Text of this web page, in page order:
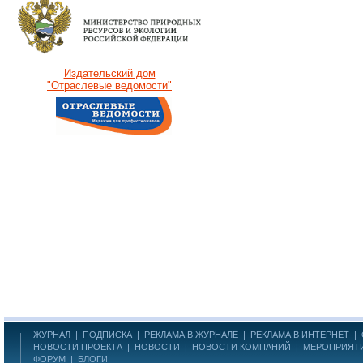
Издательский дом
"Отраслевые ведомости"
ЖУРНАЛ | ПОДПИСКА | РЕКЛАМА В ЖУРНАЛЕ | РЕКЛАМА В ИНТЕРНЕТ |
НОВОСТИ ПРОЕКТА | НОВОСТИ | НОВОСТИ КОМПАНИЙ |
ФОРУМ | БЛОГИ